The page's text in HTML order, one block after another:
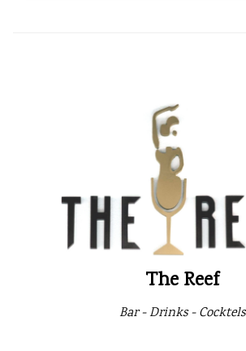
The Reef
Bar - Drinks - Cocktels